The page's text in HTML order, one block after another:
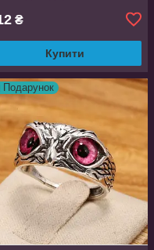
₴
Купити
Подарунок